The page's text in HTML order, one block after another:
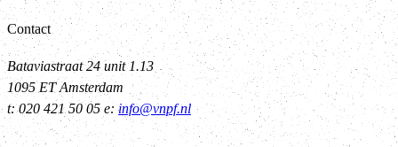
Contact
Bataviastraat 24 unit 1.13
1095 ET Amsterdam
t: 020 421 50 05 e: info@vnpf.nl